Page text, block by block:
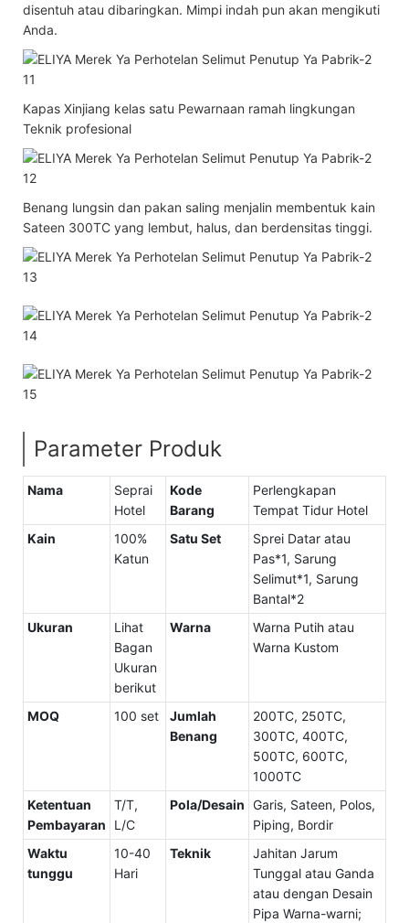
disentuh atau dibaringkan. Mimpi indah pun akan mengikuti
Anda.
Kapas Xinjiang kelas satu Pewarnaan ramah lingkungan
Teknik profesional
Benang lungsin dan pakan saling menjalin membentuk kain
Sateen 300TC yang lembut, halus, dan berdensitas tinggi.
Parameter Produk
Nama
Seprai
Hotel
Kode
Barang
Perlengkapan
Tempat Tidur Hotel
Kain
100%
Katun
Satu Set
Sprei Datar atau
Pas*1, Sarung
Selimut*1, Sarung
Bantal*2
Ukuran
Lihat
Bagan
Ukuran
berikut
Warna
Warna Putih atau
Warna Kustom
MOQ 100 set
Jumlah
Benang
200TC, 250TC,
300TC, 400TC,
500TC, 600TC,
1000TC
Ketentuan
Pembayaran
T/T,
L/C
Pola/Desain Garis, Sateen, Polos,
Piping, Bordir
Waktu
tunggu
10-40
Hari
Teknik
Jahitan Jarum
Tunggal atau Ganda
atau dengan Desain
Pipa Warna-warni;